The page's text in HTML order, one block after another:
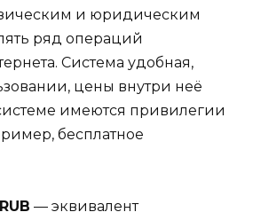
и юридическим
ряд операций
Система удобная,
цены внутри неё
имеются привилегии
бесплатное
— эквивалент